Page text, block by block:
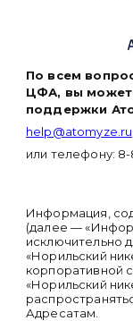
По всем
ЦФА, вы
поддержки
help@atomyze.ru
или телефону:
Информация,
(далее —
исключительно
«Норильский
корпоративной
«Норильский
Адресатам.